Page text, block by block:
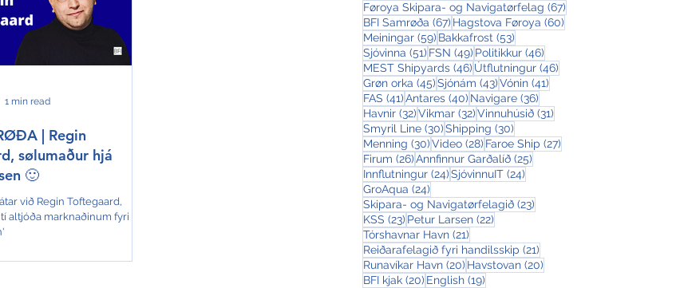
Føroya Skipara- og Navigatørfelag (67)
BFI Samrøða (67) 67 posts
Hagstova Føroya (60)
Meiningar (59) 59 posts
Bakkafrost (53)
Sjóvinna (51) 51 posts
FSN (49) 49 posts
Politikkur (46)
MEST Shipyards (46) 46 posts
Útflutningur (46)
Grøn orka (45)45 posts
Sjónám (43)43 posts
Vónin (41)
FAS (41)41 posts
Antares (40) 40 posts
Navigare (36)
Havnir (32)32 posts
Vikmar (32)32 posts
Vinnuhúsið (31)
Smyril Line (30)30 posts
Shipping (30)
Menning (30)30 posts
Video (28) 28 posts
Faroe Ship (27)
Firum (26)26 posts
Annfinnur Garðalíð (25)
Innflutningur (24)24 posts
SjóvinnuIT (24)
GroAqua (24)
Skipara- og Navigatørfelagið (23)
KSS (23) 23 posts
Petur Larsen (22)
Tórshavnar Havn (21)
Reiðarafelagið fyri handilsskip (21)
Runavíkar Havn (20) 20 posts
Havstovan (20)
BFI kjak (20) 20 posts
English (19)
| Regin
sølumaður hjá
🙂
við Regin Toftegaard,
altjóða marknaðinum fyri
1 min read